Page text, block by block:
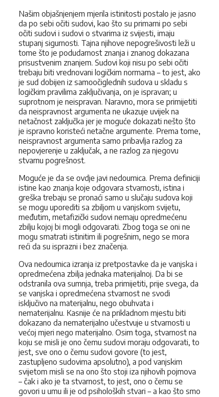
Našim objašnjenjem mjerila istinitosti postalo je jasno
da po sebi očiti sudovi, kao što su primarni po sebi
očiti sudovi i sudovi o stvarima iz svijesti, imaju
stupanj sigurnosti. Tajna njihove nepogrešivosti leži u
tome što je podudarnost znanja i znanog dokazana
prisustvenim znanjem. Sudovi koji nisu po sebi očiti
trebaju biti vrednovani logičkim normama – to jest, ako
je sud dobijen iz samoočiglednih sudova u skladu s
logičkim pravilima zaključivanja, on je ispravan; u
suprotnom je neispravan. Naravno, mora se primijetiti
da neispravnost argumenta ne ukazuje uvijek na
netačnost zaključka jer je moguće dokazati nešto što
je ispravno koristeći netačne argumente. Prema tome,
neispravnost argumenta samo pribavlja razlog za
nepovjerenje u zaključak, a ne razlog za njegovu
stvarnu pogrešnost.
Moguće je da se ovdje javi nedoumica. Prema definiciji
istine kao znanja koje odgovara stvarnosti, istina i
greška trebaju se pronaći samo u slučaju sudova koji
se mogu uporediti sa zbiljom u vanjskom svijetu,
međutim, metafizički sudovi nemaju opredmećenu
zbilju kojoj bi mogli odgovarati. Zbog toga se oni ne
mogu smatrati istinitim ili pogrešnim, nego se mora
reći da su isprazni i bez značenja.
Ova nedoumica izranja iz pretpostavke da je vanjska i
opredmećena zbilja jednaka materijalnoj. Da bi se
odstranila ova sumnja, treba primijetiti, prije svega, da
se vanjska i opredmećena stvarnost ne svodi
isključivo na materijalnu, nego obuhvata i
nematerijalnu. Kasnije će na prikladnom mjestu biti
dokazano da nematerijalno učestvuje u stvarnosti u
većoj mjeri nego materijalno. Osim toga, stvarnost na
koju se misli je ono čemu sudovi moraju odgovarati, to
jest, sve ono o čemu sudovi govore (to jest,
zastupljeno sudovima apsolutno), a pod vanjskim
svijetom misli se na ono što stoji iza njihovih pojmova
– čak i ako je ta stvarnost, to jest, ono o čemu se
govori u umu ili je od psiholoških stvari – a kao što smo